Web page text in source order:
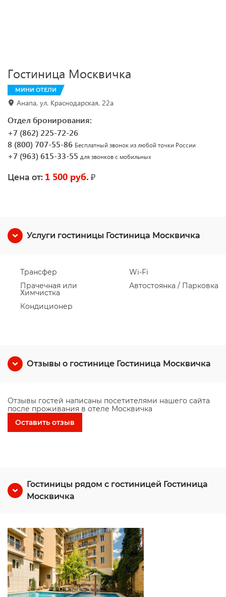
Гостиница Москвичка
МИНИ ОТЕЛИ
Анапа, ул. Краснодарская, 22a
Отдел бронирования:
+7 (862) 225-72-26
8 (800) 707-55-86 Бесплатный звонок из любой точки России
+7 (963) 615-33-55 для звонков с мобильных
Цена от: 1 500 руб. ₽
Услуги гостиницы Гостиница Москвичка
Трансфер
Прачечная или
Химчистка
Кондиционер
Wi-Fi
Автостоянка / Парковка
Отзывы о гостинице Гостиница Москвичка
Отзывы гостей написаны посетителями нашего сайта
после проживания в отеле Москвичка
Оставить отзыв
Гостиницы рядом с гостиницей Гостиница
Москвичка